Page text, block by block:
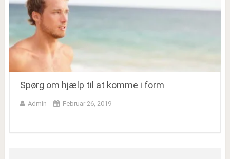
Spørg om hjælp til at komme i form
Admin Februar 26, 2019